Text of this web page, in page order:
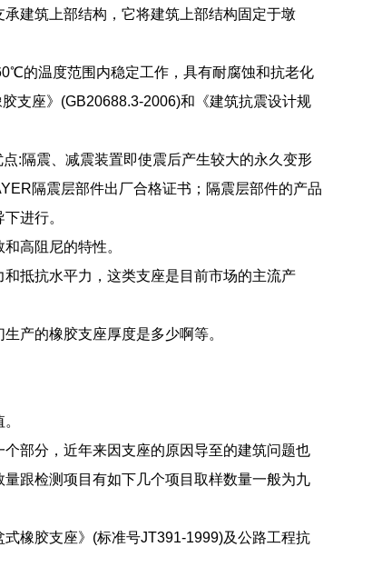
建筑上部结构，它将建筑上部结构固定于墩
的温度范围内稳定工作，具有耐腐蚀和抗老化
支座》(GB20688.3-2006)和《建筑抗震设计规
:隔震、减震装置即使震后产生较大的永久变形
隔震层部件出厂合格证书；隔震层部件的产品
进行。
高阻尼的特性。
抵抗水平力，这类支座是目前市场的主流产
产的橡胶支座厚度是多少啊等。
部分，近年来因支座的原因导至的建筑问题也
跟检测项目有如下几个项目取样数量一般为九
橡胶支座》(标准号JT391-1999)及公路工程抗